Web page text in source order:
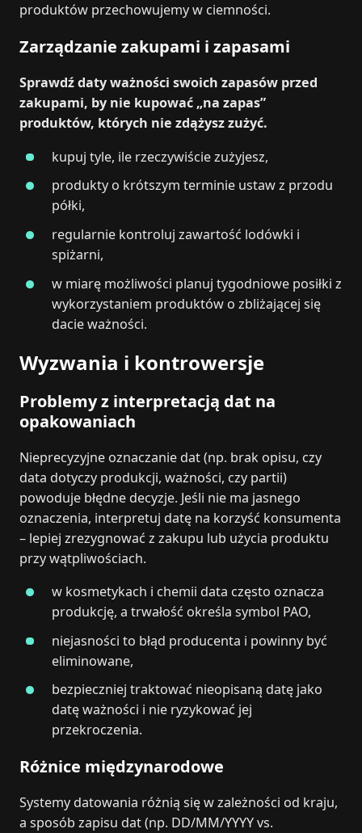
produktów przechowujemy w ciemności.
Zarządzanie zakupami i zapasami
Sprawdź daty ważności swoich zapasów przed
zakupami, by nie kupować „na zapas”
produktów, których nie zdążysz zużyć.
kupuj tyle, ile rzeczywiście zużyjesz,
produkty o krótszym terminie ustaw z przodu
półki,
regularnie kontroluj zawartość lodówki i
spiżarni,
w miarę możliwości planuj tygodniowe posiłki z
wykorzystaniem produktów o zbliżającej się
dacie ważności.
Wyzwania i kontrowersje
Problemy z interpretacją dat na
opakowaniach
Nieprecyzyjne oznaczanie dat (np. brak opisu, czy
data dotyczy produkcji, ważności, czy partii)
powoduje błędne decyzje. Jeśli nie ma jasnego
oznaczenia, interpretuj datę na korzyść konsumenta
– lepiej zrezygnować z zakupu lub użycia produktu
przy wątpliwościach.
w kosmetykach i chemii data często oznacza
produkcję, a trwałość określa symbol PAO,
niejasności to błąd producenta i powinny być
eliminowane,
bezpieczniej traktować nieopisaną datę jako
datę ważności i nie ryzykować jej
przekroczenia.
Różnice międzynarodowe
Systemy datowania różnią się w zależności od kraju,
a sposób zapisu dat (np. DD/MM/YYYY vs.